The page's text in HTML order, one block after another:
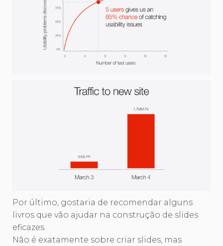
Por último, gostaria de recomendar alguns
livros que vão ajudar na construção de slides
eficazes.
Não é exatamente sobre criar slides, mas